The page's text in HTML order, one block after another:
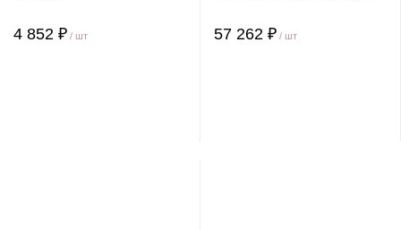
4 852 ₽ / шт 57 262 ₽ / шт